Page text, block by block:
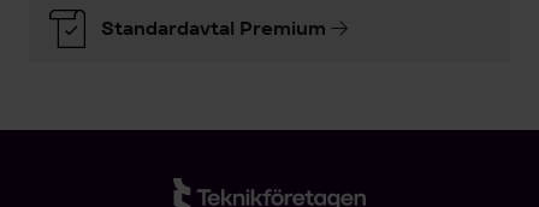
Standardavtal Premium